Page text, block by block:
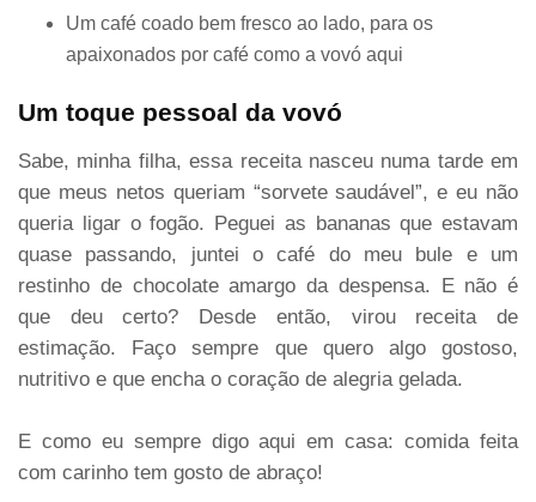
Um café coado bem fresco ao lado, para os
apaixonados por café como a vovó aqui
Um toque pessoal da vovó
Sabe, minha filha, essa receita nasceu numa tarde em
que meus netos queriam “sorvete saudável”, e eu não
queria ligar o fogão. Peguei as bananas que estavam
quase passando, juntei o café do meu bule e um
restinho de chocolate amargo da despensa. E não é
que deu certo? Desde então, virou receita de
estimação. Faço sempre que quero algo gostoso,
nutritivo e que encha o coração de alegria gelada.
E como eu sempre digo aqui em casa: comida feita
com carinho tem gosto de abraço!